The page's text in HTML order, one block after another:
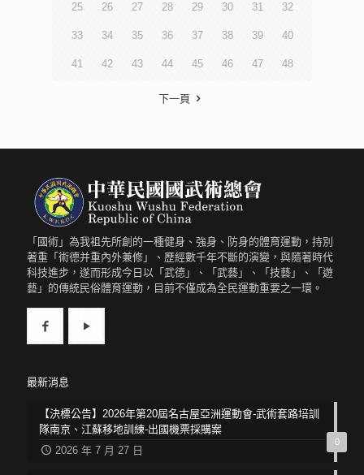
25 26 27 28 29 30 31 32
33 34 35 36 37 38 39 40
41 42 43 44 45 46 47 48
下一頁
「國術」為我祖先所創的一種健身、強身、防身的體育運動，持別
著重「術德并重內外兼修」、歷經數千年不斷的演變，與隨著時代
科技進步，遂而形成今日以「武德」、「武藝」、「技藝」、「遊
藝」的傳統民俗體育運動，目前不僅成為全民運動重要之一環。
最新消息
0
【決標公告】2026年第20屆名古屋亞洲運動會-武術套路培訓
隊南京、江蘇移地訓練-出國機票採購案
2026 年 7 月 27 日